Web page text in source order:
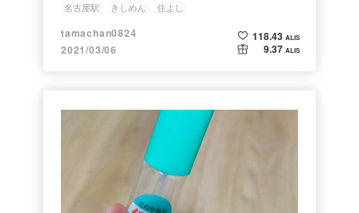
名古屋駅 きしめん 住よし
tamachan0824
2021/03/06
118.43 ALIS
9.37 ALIS